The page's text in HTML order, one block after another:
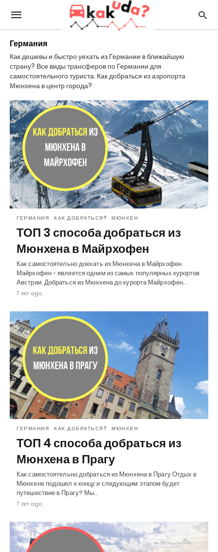
Германия
Как дешевы и быстро уехать из Германии в ближайшую
страну? Все виды трансферов по Германии для
самостоятельного туриста. Как добраться из аэропорта
Мюнхена в центр города?
ГЕРМАНИЯ КАК ДОБРАТЬСЯ? МЮНХЕН
ТОП 3 способа добраться из
Мюнхена в Майрхофен
Как самостоятельно доехать из Мюнхена в Майрхофен
Майрхофен - является одним из самых популярных курортов
Австрии. Добраться из Мюнхена до курорта Майрхофен…
7 лет ago
ГЕРМАНИЯ КАК ДОБРАТЬСЯ? МЮНХЕН
ТОП 4 способа добраться из
Мюнхена в Прагу
Как самостоятельно добраться из Мюнхена в Прагу Отдых в
Мюнхене подошел к концу и следующим этапом будет
путешествие в Прагу? Мы…
7 лет ago